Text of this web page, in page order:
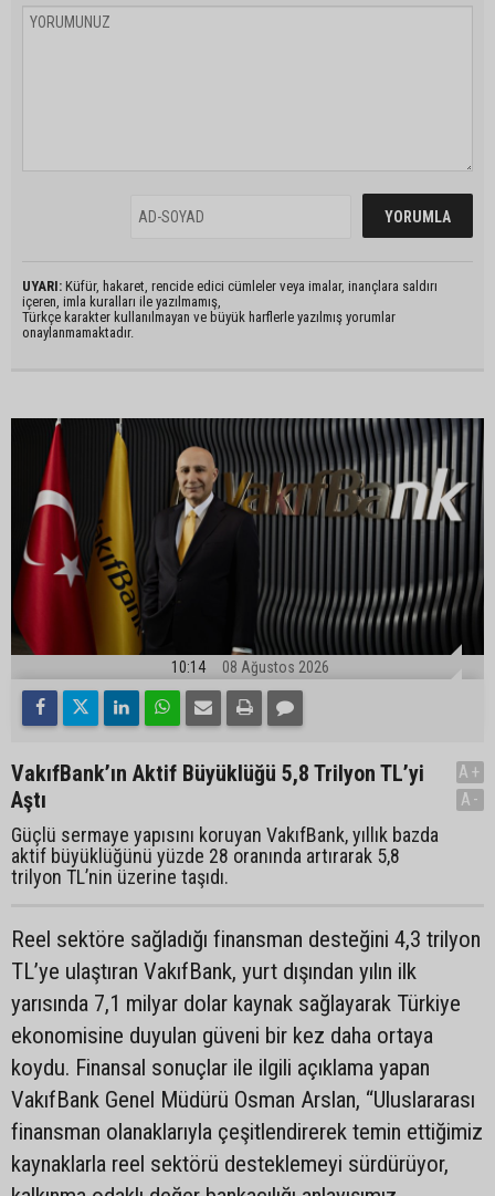
UYARI: Küfür, hakaret, rencide edici cümleler veya imalar, inançlara saldırı
içeren, imla kuralları ile yazılmamış,
Türkçe karakter kullanılmayan ve büyük harflerle yazılmış yorumlar
onaylanmamaktadır.
10:14 08 Ağustos 2026
VakıfBank’ın Aktif Büyüklüğü 5,8 Trilyon TL’yi
Aştı
Güçlü sermaye yapısını koruyan VakıfBank, yıllık bazda
aktif büyüklüğünü yüzde 28 oranında artırarak 5,8
trilyon TL’nin üzerine taşıdı.
A+
A-
Reel sektöre sağladığı finansman desteğini 4,3 trilyon
TL’ye ulaştıran VakıfBank, yurt dışından yılın ilk
yarısında 7,1 milyar dolar kaynak sağlayarak Türkiye
ekonomisine duyulan güveni bir kez daha ortaya
koydu. Finansal sonuçlar ile ilgili açıklama yapan
VakıfBank Genel Müdürü Osman Arslan, “Uluslararası
finansman olanaklarıyla çeşitlendirerek temin ettiğimiz
kaynaklarla reel sektörü desteklemeyi sürdürüyor,